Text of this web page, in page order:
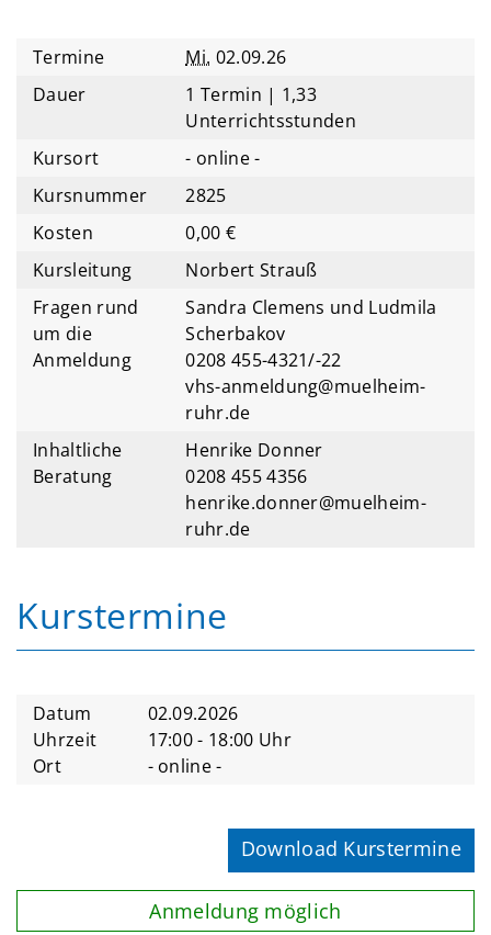
Termine Mi. 02.09.26
Dauer
1 Termin | 1,33
Unterrichtsstunden
Kursort
- online -
Kursnummer
2825
Kosten
0,00 €
Kursleitung
Norbert Strauß
Fragen rund
um die
Anmeldung
Sandra Clemens und Ludmila
Scherbakov
0208 455-4321/-22
vhs-anmeldung@muelheim-
ruhr.de
Inhaltliche
Beratung
Henrike Donner
0208 455 4356
henrike.donner@muelheim-
ruhr.de
Kurstermine
Datum
02.09.2026
Uhrzeit
17:00 - 18:00 Uhr
Ort
- online -
Download Kurstermine
Anmeldung möglich